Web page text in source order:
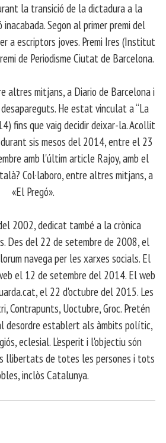
la transició de la dictadura a la
inacabada. Segon al primer premi del
a escriptors joves. Premi Ires (Institut
de Periodisme Ciutat de Barcelona.
altres mitjans, a Diario de Barcelona i
He estat vinculat a “La
fins que vaig decidir deixar-la. Acollit
sis mesos del 2014, entre el 23
amb l'últim article Rajoy, amb el
Col·laboro, entre altres mitjans, a
«El Pregó».
2002, dedicat també a la crònica
Des del 22 de setembre de 2008, el
navega per les xarxes socials. El
el 12 de setembre del 2014. El web
el 22 d'octubre del 2015. Les
Contrapunts, Uoctubre, Groc. Pretén
desordre establert als àmbits polític,
eclesial. L'esperit i l'objectiu són
llibertats de totes les persones i tots
inclòs Catalunya.